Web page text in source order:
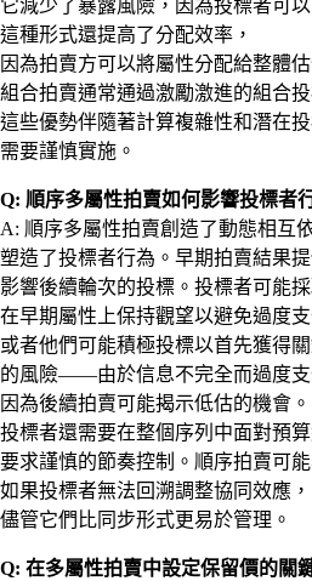
它減少了暴露風險，因為投標者可
這種形式還提高了分配效率，
因為拍賣方可以將屬性分配給整體
組合拍賣通常通過激勵激進的組合
這些優勢伴隨著計算複雜性和潛在
需要謹慎實施。
Q: 順序多屬性拍賣如何影響投標者
A: 順序多屬性拍賣創造了動態相互
塑造了投標者行為。早期拍賣結果提
影響後續輪次的投標。投標者可能
在早期屬性上保持觀望以避免過度支
或者他們可能積極投標以首先獲得
的風險——由於信息不完全而過度
因為後續拍賣可能揭示低估的機會。
投標者還需要在整個序列中面對預算
要求謹慎的節奏控制。順序拍賣可能
如果投標者無法回溯調整協同效應，
儘管它們比同步形式更易於管理。
Q: 在多屬性拍賣中設定保留價的關